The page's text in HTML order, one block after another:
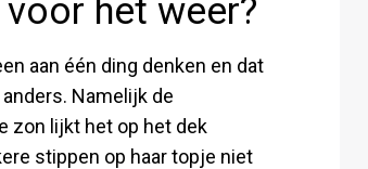
het weer?
aan één ding denken en dat
Namelijk de
zon lijkt het op het dek
stippen op haar topje niet